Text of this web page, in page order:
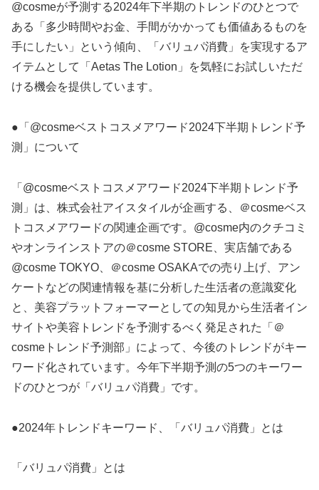
@cosmeが予測する2024年下半期のトレンドのひとつで
ある「多少時間やお金、手間がかかっても価値あるものを
手にしたい」という傾向、「バリュパ消費」を実現するア
イテムとして「Aetas The Lotion」を気軽にお試しいただ
ける機会を提供しています。
●「@cosmeベストコスメアワード2024下半期トレンド予
測」について
「@cosmeベストコスメアワード2024下半期トレンド予
測」は、株式会社アイスタイルが企画する、＠cosmeベス
トコスメアワードの関連企画です。@cosme内のクチコミ
やオンラインストアの＠cosme STORE、実店舗である
@cosme TOKYO、＠cosme OSAKAでの売り上げ、アン
ケートなどの関連情報を基に分析した生活者の意識変化
と、美容プラットフォーマーとしての知見から生活者イン
サイトや美容トレンドを予測するべく発足された「＠
cosmeトレンド予測部」によって、今後のトレンドがキー
ワード化されています。今年下半期予測の5つのキーワー
ドのひとつが「バリュパ消費」です。
●2024年トレンドキーワード、「バリュパ消費」とは
「バリュパ消費」とは